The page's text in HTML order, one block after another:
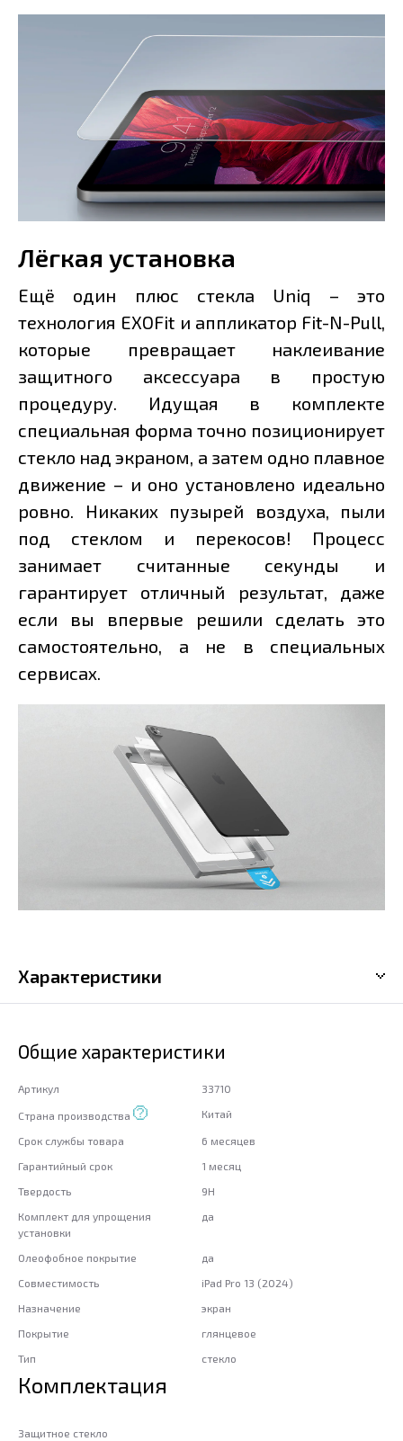
Лёгкая установка
Ещё один плюс стекла Uniq – это
технология EXOFit и аппликатор Fit-N-Pull,
которые превращает наклеивание
защитного аксессуара в простую
процедуру. Идущая в комплекте
специальная форма точно позиционирует
стекло над экраном, а затем одно плавное
движение – и оно установлено идеально
ровно. Никаких пузырей воздуха, пыли
под стеклом и перекосов! Процесс
занимает считанные секунды и
гарантирует отличный результат, даже
если вы впервые решили сделать это
самостоятельно, а не в специальных
сервисах.
Характеристики
Общие характеристики
Артикул 33710
Страна производства Китай
Срок службы товара
6 месяцев
Гарантийный срок
1 месяц
Твердость
9H
Комплект для упрощения
установки
да
Олеофобное покрытие
да
Совместимость
iPad Pro 13 (2024)
Назначение
экран
Покрытие
глянцевое
Тип
стекло
Комплектация
Защитное стекло